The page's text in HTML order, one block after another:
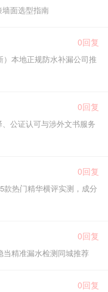
面选型指南
0回复
本地正规防水补漏公司推
0回复
公证认可与涉外文书服务
0回复
热门精华横评实测，成分
0回复
精准漏水检测同城推荐
0回复